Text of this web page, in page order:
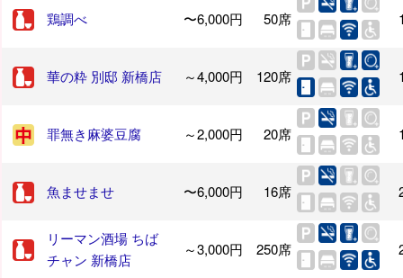
鶏調べ 〜6,000円 50席
華の粋 別邸 新橋店 ～4,000円 120席
罪無き麻婆豆腐 ～2,000円 20席
魚ませませ 〜6,000円 16席
リーマン酒場 ちば
チャン 新橋店
～3,000円 250席